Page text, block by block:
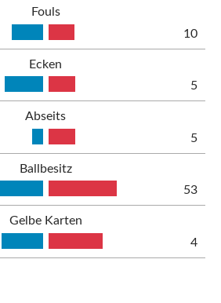
Fouls
10
Ecken
5
Abseits
5
Ballbesitz
53
Gelbe Karten
4